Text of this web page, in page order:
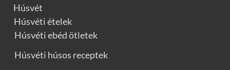
Húsvét
Húsvéti ételek
Húsvéti ebéd ötletek
Húsvéti húsos receptek